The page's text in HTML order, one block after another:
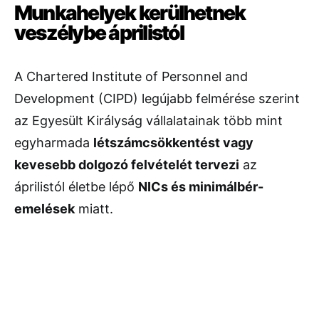
Munkahelyek kerülhetnek
veszélybe áprilistól
A Chartered Institute of Personnel and
Development (CIPD) legújabb felmérése szerint
az Egyesült Királyság vállalatainak több mint
egyharmada létszámcsökkentést vagy
kevesebb dolgozó felvételét tervezi az
áprilistól életbe lépő NICs és minimálbér-
emelésekmiatt.